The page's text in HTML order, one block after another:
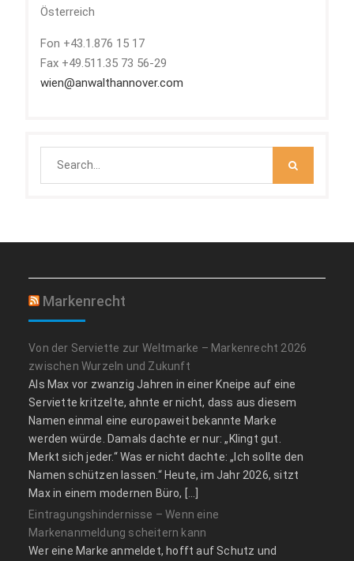
Österreich
Fon +43.1.876 15 17
Fax +49.511.35 73 56-29
wien@anwalthannover.com
Markenrecht
Von der Serviette zur Weltmarke – Markenrecht 2026
zwischen Wurzeln und Zukunft
Als Max vor zwanzig Jahren in einer Kneipe auf eine
Serviette kritzelte, ahnte er nicht, dass aus diesem
Namen einmal eine europaweit bekannte Marke
werden würde. Damals dachte er nur: „Klingt gut.
Merkt sich jeder.“ Was er nicht dachte: „Ich sollte den
Namen schützen lassen.“ Heute, im Jahr 2026, sitzt
Max in einem modernen Büro, […]
Eintragungshindernisse – Wenn eine
Markenanmeldung scheitern kann
Wer eine Marke anmeldet, hofft auf Schutz und